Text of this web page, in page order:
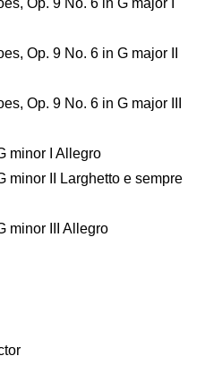
Op. 9 No. 6 in G major I
Op. 9 No. 6 in G major II
Op. 9 No. 6 in G major III
minor I Allegro
minor II Larghetto e sempre
minor III Allegro